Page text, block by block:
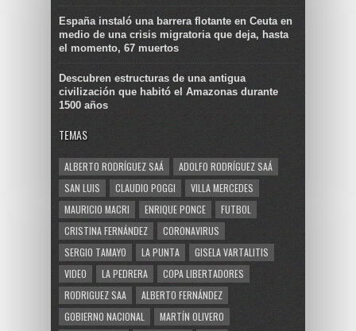
España instaló una barrera flotante en Ceuta en
medio de una crisis migratoria que deja, hasta
el momento, 67 muertos
Descubren estructuras de una antigua
civilización que habitó el Amazonas durante
1500 años
TEMAS
ALBERTO RODRÍGUEZ SAÁ
ADOLFO RODRÍGUEZ SAÁ
SAN LUIS
CLAUDIO POGGI
VILLA MERCEDES
MAURICIO MACRI
ENRIQUE PONCE
FUTBOL
CRISTINA FERNÁNDEZ
CORONAVIRUS
SERGIO TAMAYO
LA PUNTA
GISELA VARTALITIS
VIDEO
LA PEDRERA
COPA LIBERTADORES
RODRIGUEZ SAA
ALBERTO FERNÁNDEZ
GOBIERNO NACIONAL
MARTÍN OLIVERO